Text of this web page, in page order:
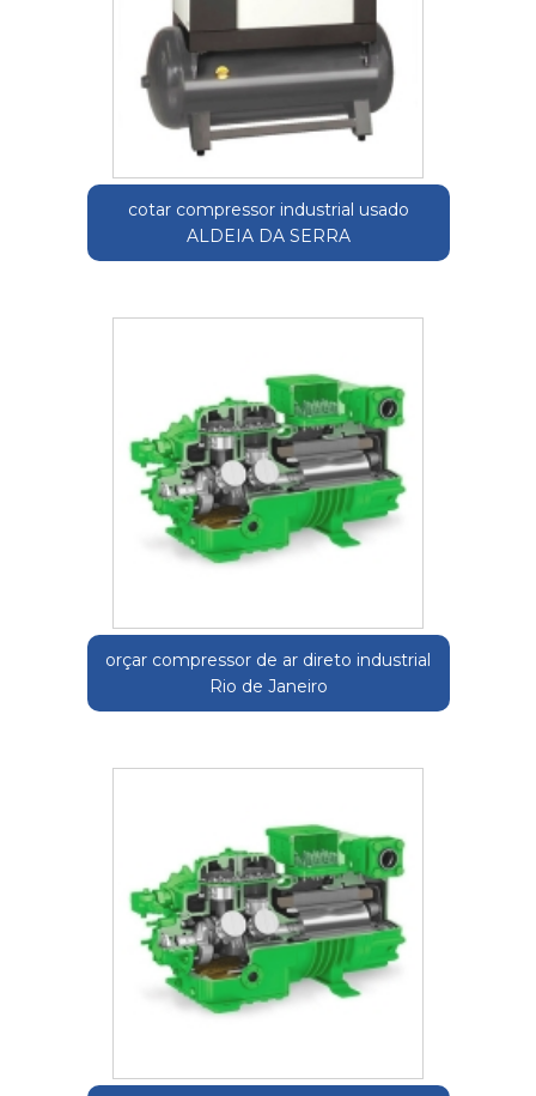
cotar compressor industrial usado
ALDEIA DA SERRA
orçar compressor de ar direto industrial
Rio de Janeiro